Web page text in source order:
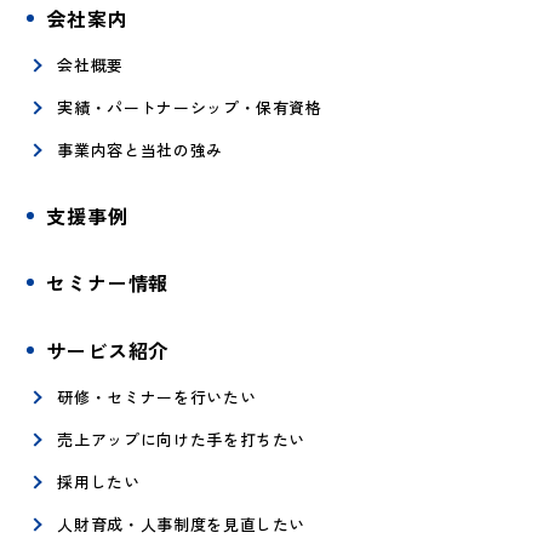
会社案内
会社概要
実績・パートナーシップ・保有資格
事業内容と当社の強み
支援事例
セミナー情報
サービス紹介
研修・セミナーを行いたい
売上アップに向けた手を打ちたい
採用したい
人財育成・人事制度を見直したい